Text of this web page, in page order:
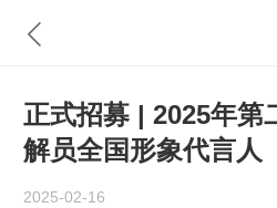
正式招募 | 2025年第
解员全国形象代言人
2025-02-16